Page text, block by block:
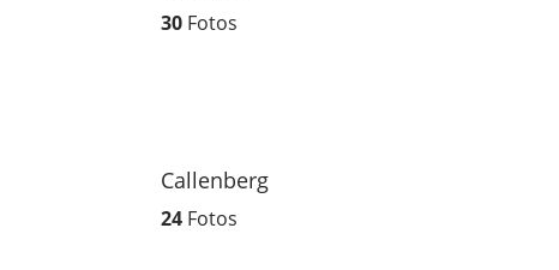
30 Fotos
Callenberg
24 Fotos